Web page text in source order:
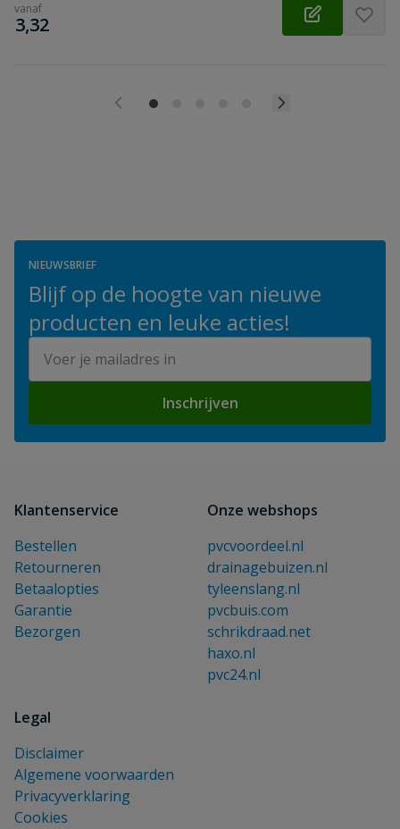
vanaf
€
3,32
NIEUWSBRIEF
Blijf op de hoogte van nieuwe
producten en leuke acties!
Inschrijven
Klantenservice
Bestellen
Retourneren
Betaalopties
Garantie
Bezorgen
Onze webshops
pvcvoordeel.nl
drainagebuizen.nl
tyleenslang.nl
pvcbuis.com
schrikdraad.net
haxo.nl
pvc24.nl
Legal
Disclaimer
Algemene voorwaarden
Privacyverklaring
Cookies